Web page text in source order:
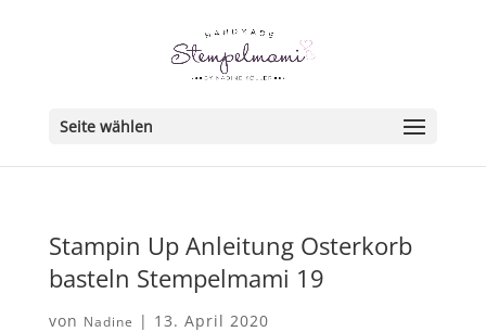
Seite wählen
Stampin Up Anleitung Osterkorb
basteln Stempelmami 19
von Nadine | 13. April 2020